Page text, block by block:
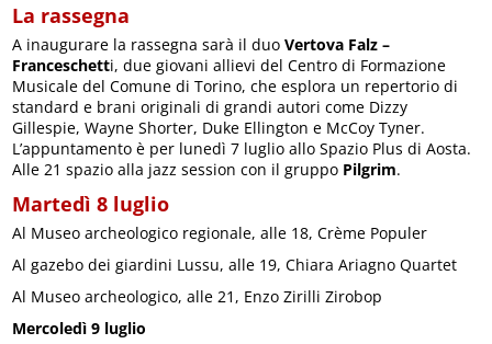
La rassegna
A inaugurare la rassegna sarà il duoVertova Falz –
Franceschetti, due giovani allievi del Centro di Formazione
Musicale del Comune di Torino, che esplora un repertorio di
standard e brani originali di grandi autori come Dizzy
Gillespie, Wayne Shorter, Duke Ellington e McCoy Tyner.
L’appuntamento è per lunedì 7 luglio allo Spazio Plus di Aosta.
Alle 21 spazio alla jazz session con il gruppo Pilgrim.
Martedì 8 luglio
Al Museo archeologico regionale, alle 18, Crème Populer
Al gazebo dei giardini Lussu, alle 19, Chiara Ariagno Quartet
Al Museo archeologico, alle 21, Enzo Zirilli Zirobop
Mercoledì 9 luglio